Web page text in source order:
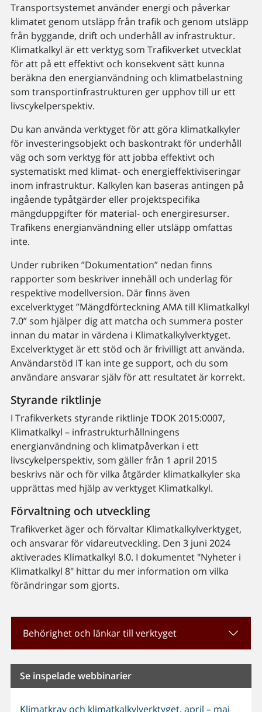
Transportsystemet använder energi och påverkar
klimatet genom utsläpp från trafik och genom utsläpp
från byggande, drift och underhåll av infrastruktur.
Klimatkalkyl är ett verktyg som Trafikverket utvecklat
för att på ett effektivt och konsekvent sätt kunna
beräkna den energianvändning och klimatbelastning
som transportinfrastrukturen ger upphov till ur ett
livscykelperspektiv.
Du kan använda verktyget för att göra klimatkalkyler
för investeringsobjekt och baskontrakt för underhåll
väg och som verktyg för att jobba effektivt och
systematiskt med klimat- och energieffektiviseringar
inom infrastruktur. Kalkylen kan baseras antingen på
ingående typåtgärder eller projektspecifika
mängduppgifter för material- och energiresurser.
Trafikens energianvändning eller utsläpp omfattas
inte.
Under rubriken ”Dokumentation” nedan finns
rapporter som beskriver innehåll och underlag för
respektive modellversion. Där finns även
excelverktyget ”Mängdförteckning AMA till Klimatkalkyl
7.0” som hjälper dig att matcha och summera poster
innan du matar in värdena i Klimatkalkylverktyget.
Excelverktyget är ett stöd och är frivilligt att använda.
Användarstöd IT kan inte ge support, och du som
användare ansvarar själv för att resultatet är korrekt.
Styrande riktlinje
I Trafikverkets styrande riktlinje TDOK 2015:0007,
Klimatkalkyl – infrastrukturhållningens
energianvändning och klimatpåverkan i ett
livscykelperspektiv, som gäller från 1 april 2015
beskrivs när och för vilka åtgärder klimatkalkyler ska
upprättas med hjälp av verktyget Klimatkalkyl.
Förvaltning och utveckling
Trafikverket äger och förvaltar Klimatkalkylverktyget,
och ansvarar för vidareutveckling. Den 3 juni 2024
aktiverades Klimatkalkyl 8.0. I dokumentet "Nyheter i
Klimatkalkyl 8" hittar du mer information om vilka
förändringar som gjorts.
Behörighet och länkar till verktyget
Se inspelade webbinarier
Klimatkrav och klimatkalkylverktyget, april – maj